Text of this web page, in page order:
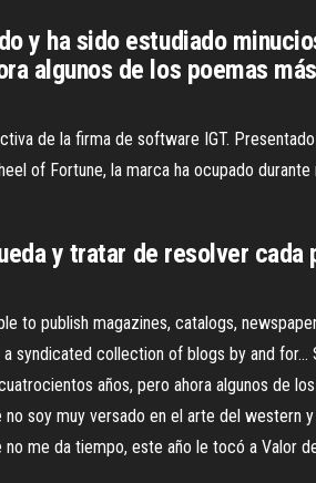
y ha sido estudiado
algunos de los poemas
de la firma de software IGT.
of Fortune, la marca ha ocupado
y tratar de resolver
to publish magazines, catalogs,
syndicated collection of blogs by and for…
años, pero ahora algunos de
soy muy versado en el arte del western
me da tiempo, este año le tocó a Valor